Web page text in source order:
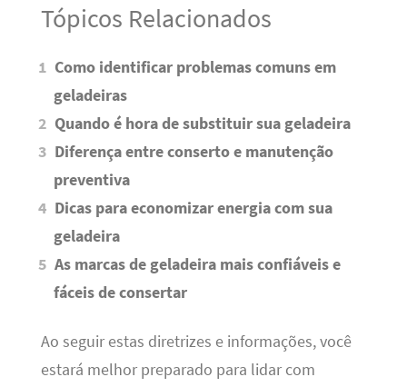
Tópicos Relacionados
Como identificar problemas comuns em
geladeiras
Quando é hora de substituir sua geladeira
Diferença entre conserto e manutenção
preventiva
Dicas para economizar energia com sua
geladeira
As marcas de geladeira mais confiáveis e
fáceis de consertar
Ao seguir estas diretrizes e informações, você
estará melhor preparado para lidar com